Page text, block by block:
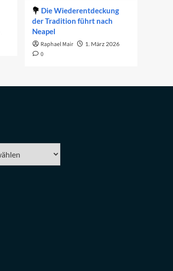
Die Wiederentdeckung
der Tradition führt nach
Neapel
Raphael Mair 1. März 2026
0